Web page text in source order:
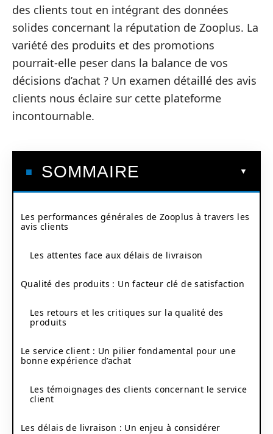
des clients tout en intégrant des données
solides concernant la réputation de Zooplus. La
variété des produits et des promotions
pourrait-elle peser dans la balance de vos
décisions d’achat ? Un examen détaillé des avis
clients nous éclaire sur cette plateforme
incontournable.
SOMMAIRE
Les performances générales de Zooplus à travers les
avis clients
Les attentes face aux délais de livraison
Qualité des produits : Un facteur clé de satisfaction
Les retours et les critiques sur la qualité des
produits
Le service client : Un pilier fondamental pour une
bonne expérience d’achat
Les témoignages des clients concernant le service
client
Les délais de livraison : Un enjeu à considérer